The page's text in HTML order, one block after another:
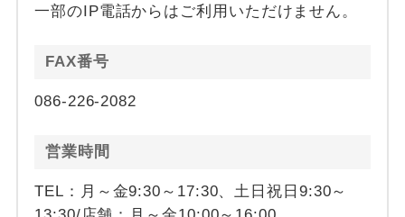
一部のIP電話からはご利用いただけません。
FAX番号
086-226-2082
営業時間
TEL：月～金9:30～17:30、土日祝日9:30～